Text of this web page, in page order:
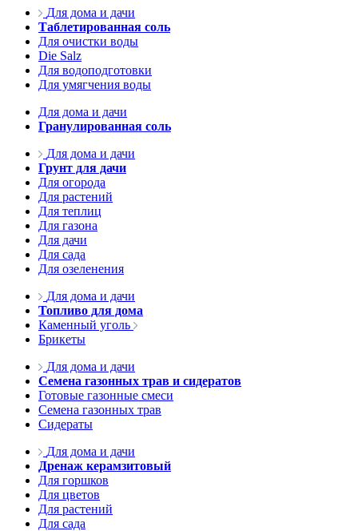
Для дома и дачи
Таблетированная соль
Для очистки воды
Die Salz
Для водоподготовки
Для умягчения воды
Для дома и дачи
Гранулированная соль
Для дома и дачи
Грунт для дачи
Для огорода
Для растений
Для теплиц
Для газона
Для дачи
Для сада
Для озеленения
Для дома и дачи
Топливо для дома
Каменный уголь
Брикеты
Для дома и дачи
Семена газонных трав и сидератов
Готовые газонные смеси
Семена газонных трав
Сидераты
Для дома и дачи
Дренаж керамзитовый
Для горшков
Для цветов
Для растений
Для сада